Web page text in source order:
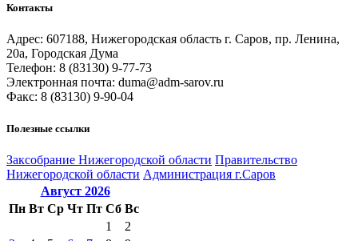
Контакты
Адрес: 607188, Нижегородская область г. Саров, пр. Ленина,
20а, Городская Дума
Телефон: 8 (83130) 9-77-73
Электронная почта: duma@adm-sarov.ru
Факс: 8 (83130) 9-90-04
Полезные ссылки
Закcобрание Нижегородской области Правительство
Нижегородской области Администрация г.Саров
Август 2026
Пн Вт Ср Чт Пт Сб Вс
1
2